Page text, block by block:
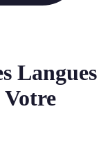
Langues
Votre